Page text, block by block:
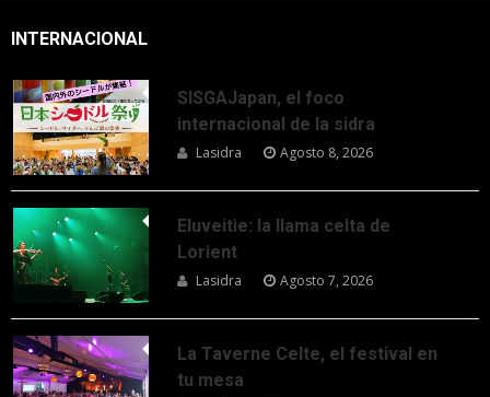
INTERNACIONAL
SISGAJapan, el foco
internacional de la sidra
Lasidra Agosto 8, 2026
Eluveitie: la llama celta de
Lorient
Lasidra Agosto 7, 2026
La Taverne Celte, el festival en
tu mesa